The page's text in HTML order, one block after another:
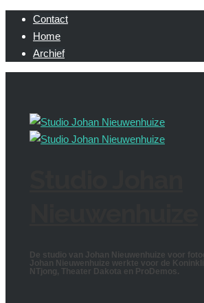
Contact
Home
Archief
De studio van Johan Nieuwenhuize voor
Johan Nieuwenhuize werkte voor de
NTjong, Theater Dakota en ProDemos.